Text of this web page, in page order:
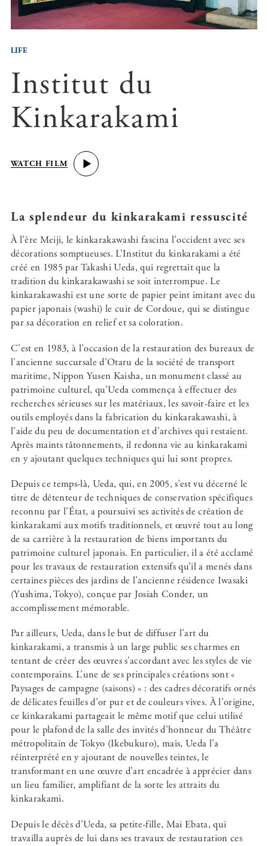
LIFE
Institut du
Kinkarakami
WATCH FILM
La splendeur du kinkarakami ressuscité
À l’ère Meiji, le kinkarakawashi fascina l’occident avec ses
décorations somptueuses. L’Institut du kinkarakami a été
créé en 1985 par Takashi Ueda, qui regrettait que la
tradition du kinkarakawashi se soit interrompue. Le
kinkarakawashi est une sorte de papier peint imitant avec du
papier japonais (washi) le cuir de Cordoue, qui se distingue
par sa décoration en relief et sa coloration.
C’est en 1983, à l’occasion de la restauration des bureaux de
l’ancienne succursale d’Otaru de la société de transport
maritime, Nippon Yusen Kaisha, un monument classé au
patrimoine culturel, qu’Ueda commença à effectuer des
recherches sérieuses sur les matériaux, les savoir-faire et les
outils employés dans la fabrication du kinkarakawashi, à
l’aide du peu de documentation et d’archives qui restaient.
Après maints tâtonnements, il redonna vie au kinkarakami
en y ajoutant quelques techniques qui lui sont propres.
Depuis ce temps-là, Ueda, qui, en 2005, s’est vu décerné le
titre de détenteur de techniques de conservation spécifiques
reconnu par l’État, a poursuivi ses activités de création de
kinkarakami aux motifs traditionnels, et œuvré tout au long
de sa carrière à la restauration de biens importants du
patrimoine culturel japonais. En particulier, il a été acclamé
pour les travaux de restauration extensifs qu’il a menés dans
certaines pièces des jardins de l’ancienne résidence Iwasaki
(Yushima, Tokyo), conçue par Josiah Conder, un
accomplissement mémorable.
Par ailleurs, Ueda, dans le but de diffuser l’art du
kinkarakami, a transmis à un large public ses charmes en
tentant de créer des œuvres s’accordant avec les styles de vie
contemporains. L’une de ses principales créations sont «
Paysages de campagne (saisons) » : des cadres décoratifs ornés
de délicates feuilles d’or pur et de couleurs vives. À l’origine,
ce kinkarakami partageait le même motif que celui utilisé
pour le plafond de la salle des invités d’honneur du Théâtre
métropolitain de Tokyo (Ikebukuro), mais, Ueda l’a
réinterprété en y ajoutant de nouvelles teintes, le
transformant en une œuvre d’art encadrée à apprécier dans
un lieu familier, amplifiant de la sorte les attraits du
kinkarakami.
Depuis le décès d’Ueda, sa petite-fille, Mai Ebata, qui
travailla auprès de lui dans ses travaux de restauration ces